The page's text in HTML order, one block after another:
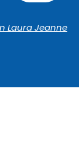
Laura Jeanne